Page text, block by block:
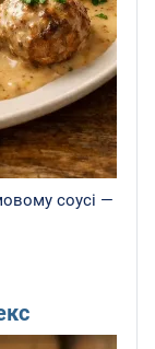
соусі —